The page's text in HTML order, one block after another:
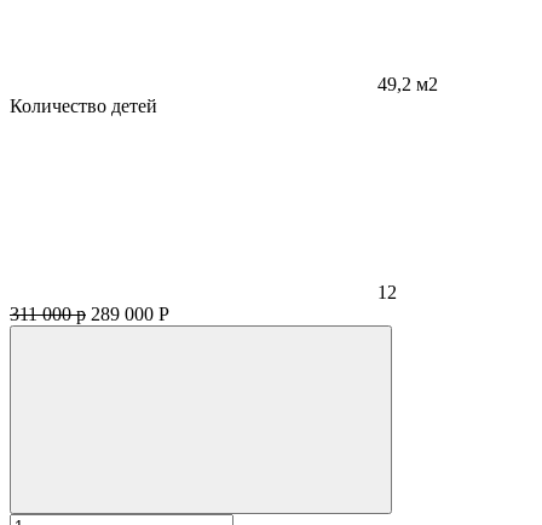
49,2 м2
Количество детей
12
311 000 р 289 000 Р